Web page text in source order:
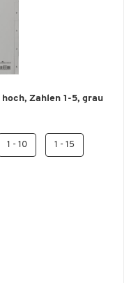
Zahlen 1-5, grau
1 - 10 1 - 15